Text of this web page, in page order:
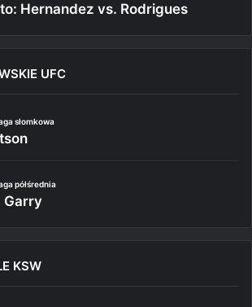
Hernandez vs. Rodrigues
UFC
słomkowa
półśrednia
Garry
KSW